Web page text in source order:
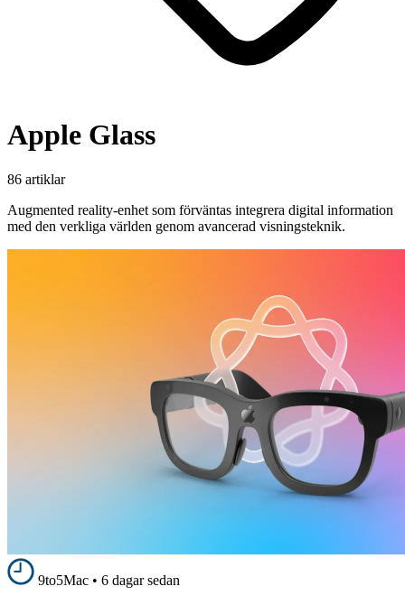
Apple Glass
86 artiklar
Augmented reality-enhet som förväntas integrera digital information
med den verkliga världen genom avancerad visningsteknik.
9to5Mac • 6 dagar sedan